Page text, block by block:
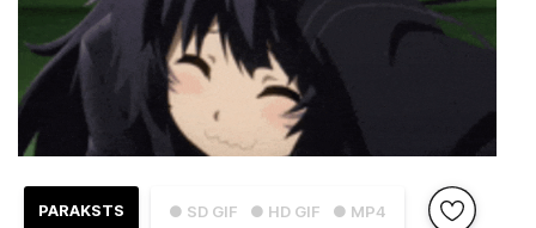
● SD GIF ● HD GIF ● MP4
PARAKSTS